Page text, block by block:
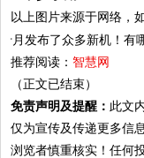
以上图片来源于网络，
推荐阅读：智慧网
（正文已结束）
免责声明及提醒： 此文
仅为宣传及传递更多信
浏览者慎重核实！任何